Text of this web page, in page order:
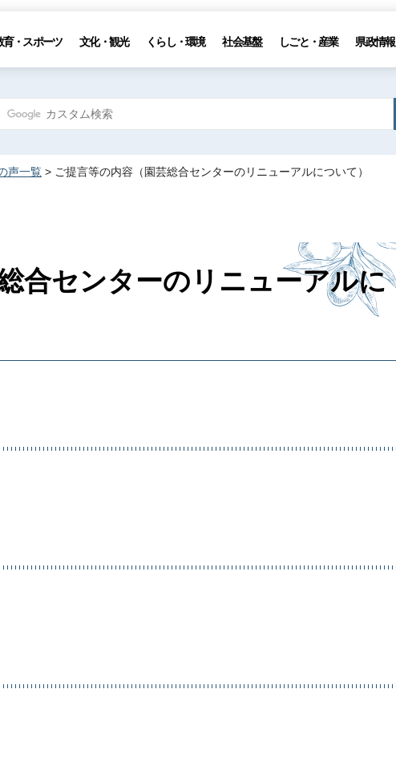
育・スポーツ 文化・観光 くらし・環境 社会基盤 しごと・産業 県政情報
声一覧 > ご提言等の内容（園芸総合センターのリニューアルについて）
合センターのリニューアルに